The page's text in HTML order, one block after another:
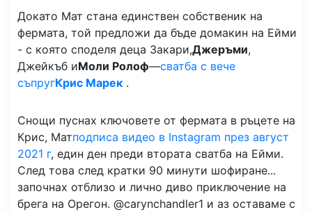
Докато Мат стана единствен собственик на
фермата, той предложи да бъде домакин на Ейми
- с която споделя деца Закари,Джеръми,
Джейкъб иМоли Ролоф—сватба с вече
съпругКрис Марек .
Снощи пуснах ключовете от фермата в ръцете на
Крис, Матподписа видео в Instagram през август
2021 г, един ден преди втората сватба на Ейми.
След това след кратки 90 минути шофиране...
започнах отблизо и лично диво приключение на
брега на Орегон. @carynchandler1 и аз оставаме с